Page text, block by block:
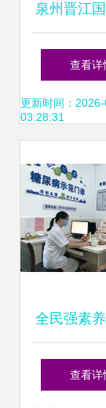
泉州晋江
顺利上线“
信息管理系
询
查看详
更新时间：
03:28:31
全民强素
阳创建国
查看详